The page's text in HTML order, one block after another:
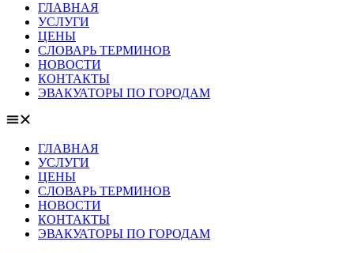
ГЛАВНАЯ
УСЛУГИ
ЦЕНЫ
СЛОВАРЬ ТЕРМИНОВ
НОВОСТИ
КОНТАКТЫ
ЭВАКУАТОРЫ ПО ГОРОДАМ
ГЛАВНАЯ
УСЛУГИ
ЦЕНЫ
СЛОВАРЬ ТЕРМИНОВ
НОВОСТИ
КОНТАКТЫ
ЭВАКУАТОРЫ ПО ГОРОДАМ